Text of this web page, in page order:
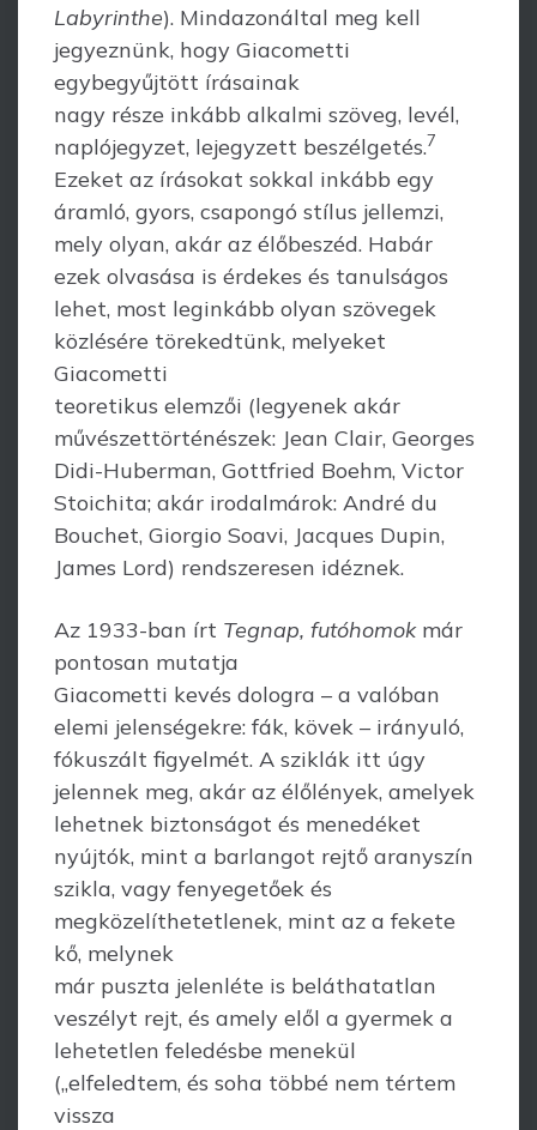
Labyrinthe). Mindazonáltal meg kell
jegyeznünk, hogy Giacometti
egybegyűjtött írásainak
nagy része inkább alkalmi szöveg, levél,
naplójegyzet, lejegyzett beszélgetés.7
Ezeket az írásokat sokkal inkább egy
áramló, gyors, csapongó stílus jellemzi,
mely olyan, akár az élőbeszéd. Habár
ezek olvasása is érdekes és tanulságos
lehet, most leginkább olyan szövegek
közlésére törekedtünk, melyeket
Giacometti
teoretikus elemzői (legyenek akár
művészettörténészek: Jean Clair, Georges
Didi-Huberman, Gottfried Boehm, Victor
Stoichita; akár irodalmárok: André du
Bouchet, Giorgio Soavi, Jacques Dupin,
James Lord) rendszeresen idéznek.
Az 1933-ban írt Tegnap, futóhomok már
pontosan mutatja
Giacometti kevés dologra – a valóban
elemi jelenségekre: fák, kövek – irányuló,
fókuszált figyelmét. A sziklák itt úgy
jelennek meg, akár az élőlények, amelyek
lehetnek biztonságot és menedéket
nyújtók, mint a barlangot rejtő aranyszín
szikla, vagy fenyegetőek és
megközelíthetetlenek, mint az a fekete
kő, melynek
már puszta jelenléte is beláthatatlan
veszélyt rejt, és amely elől a gyermek a
lehetetlen feledésbe menekül
(„elfeledtem, és soha többé nem tértem
vissza